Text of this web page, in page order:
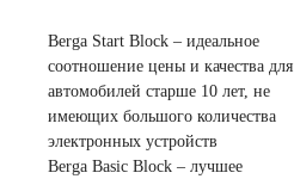
Berga Start Block – идеальное
соотношение цены и качества для
автомобилей старше 10 лет, не
имеющих большого количества
электронных устройств
Berga Basic Block – лучшее